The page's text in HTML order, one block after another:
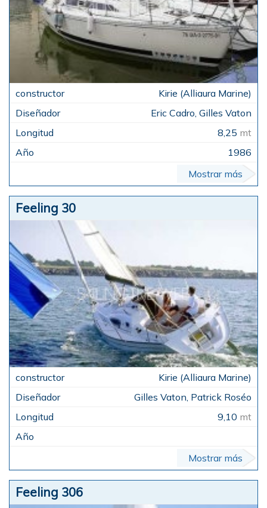
Kirie (Alliaura Marine)
Eric Cadro, Gilles Vaton
8,25 mt
1986
Mostrar más
Feeling 30
Kirie (Alliaura Marine)
Gilles Vaton, Patrick Roséo
9,10 mt
Mostrar más
Feeling 306